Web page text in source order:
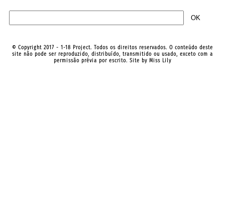
© Copyright 2017 - 1-18 Project. Todos os direitos reservados. O conteúdo deste
site não pode ser reproduzido, distribuído, transmitido ou usado, exceto com a
permissão prévia por escrito. Site by Miss Lily